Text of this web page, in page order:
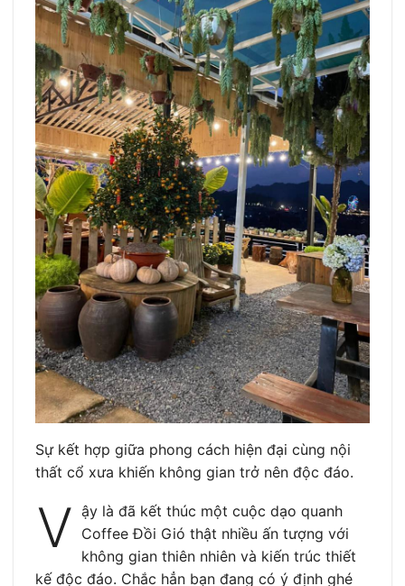
Sự kết hợp giữa phong cách hiện đại cùng nội
thất cổ xưa khiến không gian trở nên độc đáo.
V ậy là đã kết thúc một cuộc dạo quanh
Coffee Đồi Gió thật nhiều ấn tượng với
không gian thiên nhiên và kiến trúc thiết
kế độc đáo. Chắc hẳn bạn đang có ý định ghé